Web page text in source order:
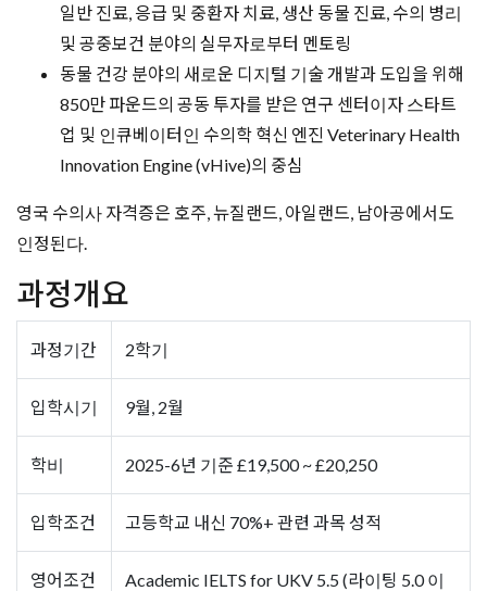
일반 진료, 응급 및 중환자 치료, 생산 동물 진료, 수의 병리
및 공중보건 분야의 실무자로부터 멘토링
동물 건강 분야의 새로운 디지털 기술 개발과 도입을 위해
850만 파운드의 공동 투자를 받은 연구 센터이자 스타트
업 및 인큐베이터인 수의학 혁신 엔진 Veterinary Health
Innovation Engine (vHive)의 중심
영국 수의사 자격증은 호주, 뉴질랜드, 아일랜드, 남아공에서도
인정된다.
과정개요
과정기간 2학기
입학시기 9월, 2월
학비 2025-6년 기준 £19,500 ~ £20,250
입학조건 고등학교 내신 70%+ 관련 과목 성적
영어조건
Academic IELTS for UKV 5.5 (라이팅 5.0 이